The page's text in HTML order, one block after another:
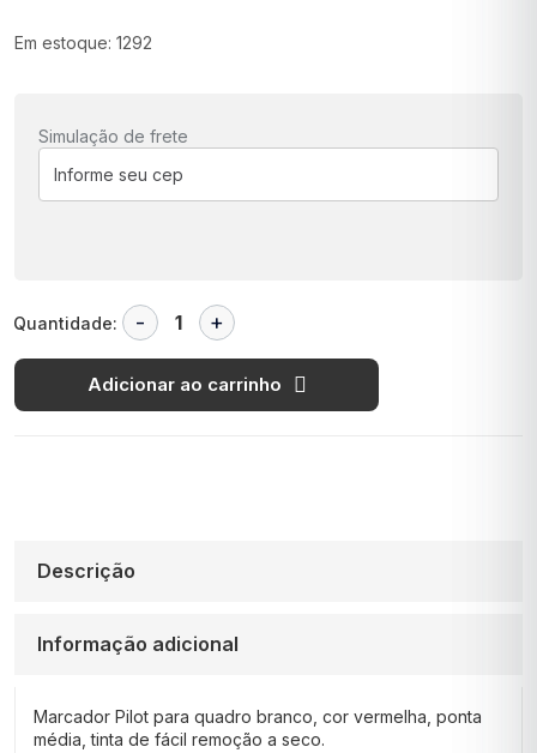
Em estoque: 1292
Simulação de frete
Quantidade:
Adicionar ao carrinho
Descrição
Informação adicional
Marcador Pilot para quadro branco, cor vermelha, ponta
média, tinta de fácil remoção a seco.